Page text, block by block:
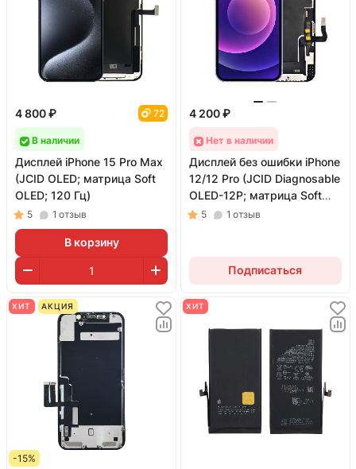
4 800 ₽ 72
В наличии
Дисплей iPhone 15 Pro Max
(JCID OLED; матрица Soft
OLED; 120 Гц)
5 1 отзыв
В корзину
4 200 ₽
Нет в наличии
Дисплей без ошибки iPhone
12/12 Pro (JCID Diagnosable
OLED-12P; матрица Soft
OLED; 60 Гц)
5 1 отзыв
Подписаться
ХИТ АКЦИЯ
-15%
ХИТ